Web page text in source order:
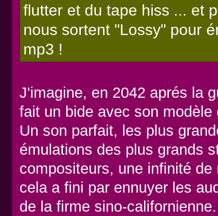
flutter et du tape hiss ... et
nous sortent "Lossy" pour
mp3 !
J'imagine, en 2042 aprés la
fait un bide avec son
Un son parfait, les plus
émulations des plus grands
compositeurs, une infinité
cela a fini par ennuyer les
de la firme sino-californienne.